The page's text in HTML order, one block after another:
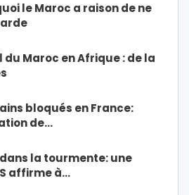
le Maroc a raison de ne
Maroc en Afrique : de la
bloqués en France:
de…
la tourmente: une
affirme à…